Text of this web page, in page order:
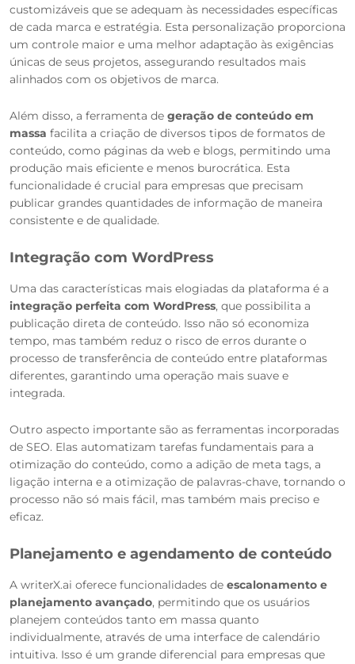
customizáveis que se adequam às necessidades específicas
de cada marca e estratégia. Esta personalização proporciona
um controle maior e uma melhor adaptação às exigências
únicas de seus projetos, assegurando resultados mais
alinhados com os objetivos de marca.
Além disso, a ferramenta de geração de conteúdo em
massa facilita a criação de diversos tipos de formatos de
conteúdo, como páginas da web e blogs, permitindo uma
produção mais eficiente e menos burocrática. Esta
funcionalidade é crucial para empresas que precisam
publicar grandes quantidades de informação de maneira
consistente e de qualidade.
Integração com WordPress
Uma das características mais elogiadas da plataforma é a
integração perfeita com WordPress, que possibilita a
publicação direta de conteúdo. Isso não só economiza
tempo, mas também reduz o risco de erros durante o
processo de transferência de conteúdo entre plataformas
diferentes, garantindo uma operação mais suave e
integrada.
Outro aspecto importante são as ferramentas incorporadas
de SEO. Elas automatizam tarefas fundamentais para a
otimização do conteúdo, como a adição de meta tags, a
ligação interna e a otimização de palavras-chave, tornando o
processo não só mais fácil, mas também mais preciso e
eficaz.
Planejamento e agendamento de conteúdo
A writerX.ai oferece funcionalidades de escalonamento e
planejamento avançado, permitindo que os usuários
planejem conteúdos tanto em massa quanto
individualmente, através de uma interface de calendário
intuitiva. Isso é um grande diferencial para empresas que